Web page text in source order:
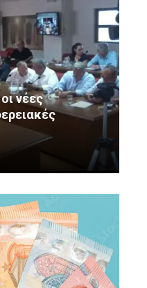
νέες